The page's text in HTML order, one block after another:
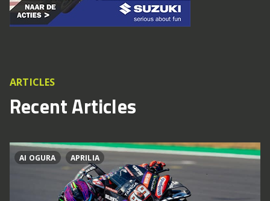
ARTICLES
Recent Articles
AI OGURA APRILIA